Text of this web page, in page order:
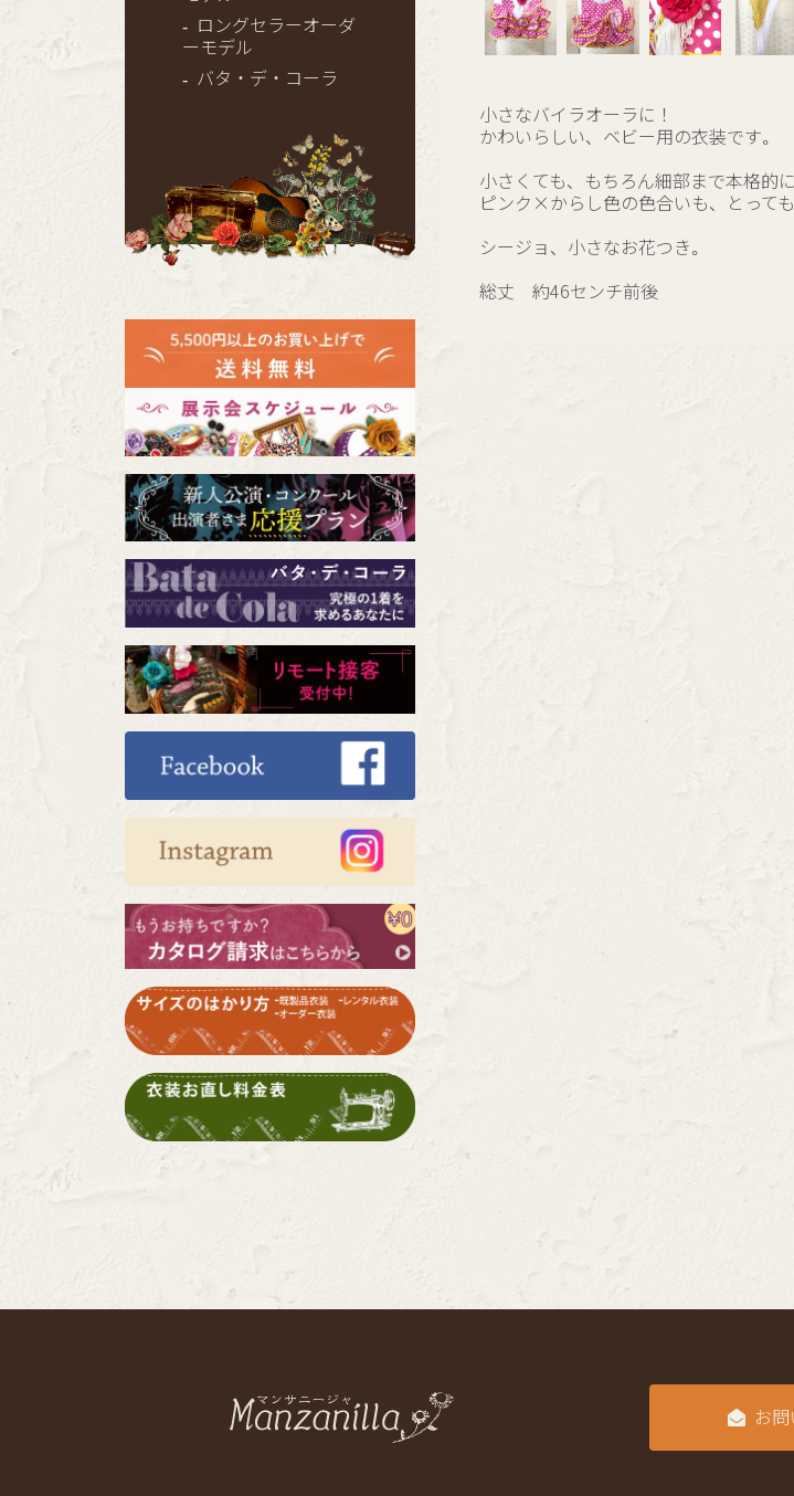
ロングセラーオーダ
ーモデル
バタ・デ・コーラ
小さなバイラオーラに！
かわいらしい、ベビー用の衣装です。
小さくても、もちろん細部まで本格的
ピンク×からし色の色合いも、とって
シージョ、小さなお花つき。
総丈 約46センチ前後
お問